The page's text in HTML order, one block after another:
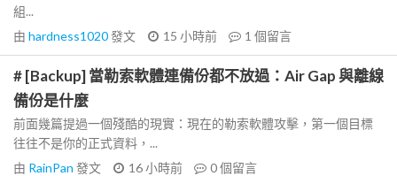
組...
由 hardness1020發文 15 小時前 1 個留言
# [Backup] 當勒索軟體連備份都不放過：Air Gap 與離線
備份是什麼
前面幾篇提過一個殘酷的現實：現在的勒索軟體攻擊，第一個目標
往往不是你的正式資料，...
由 RainPan 發文 16 小時前 0個留言